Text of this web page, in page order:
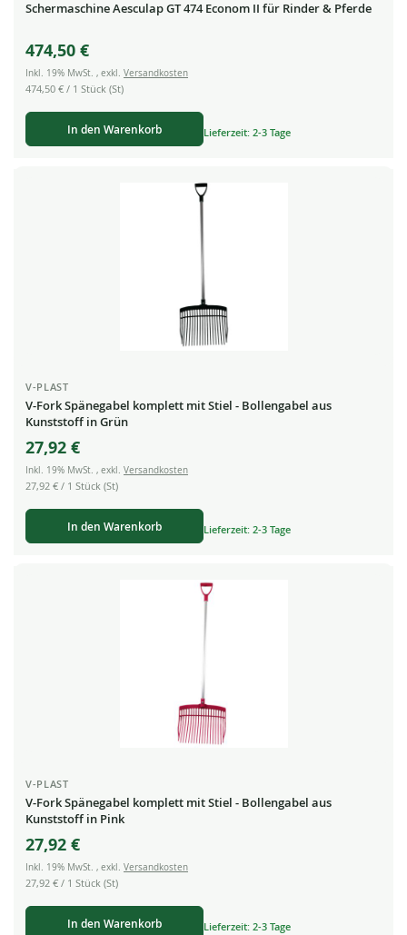
Schermaschine Aesculap GT 474 Econom II für Rinder & Pferde
474,50 €
Inkl. 19% MwSt. , exkl. Versandkosten
474,50 € / 1 Stück (St)
In den Warenkorb Lieferzeit: 2-3 Tage
V-PLAST
V-Fork Spänegabel komplett mit Stiel - Bollengabel aus
Kunststoff in Grün
27,92 €
Inkl. 19% MwSt. , exkl. Versandkosten
27,92 € / 1 Stück (St)
In den Warenkorb Lieferzeit: 2-3 Tage
V-PLAST
V-Fork Spänegabel komplett mit Stiel - Bollengabel aus
Kunststoff in Pink
27,92 €
Inkl. 19% MwSt. , exkl. Versandkosten
27,92 € / 1 Stück (St)
In den Warenkorb Lieferzeit: 2-3 Tage